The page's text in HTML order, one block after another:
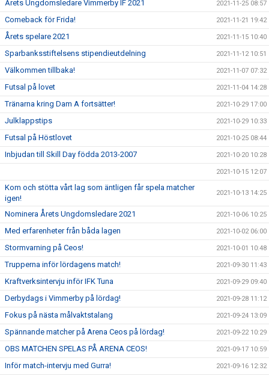
Årets Ungdomsledare Vimmerby IF 2021 2021-11-25 08:57
Comeback för Frida! 2021-11-21 19:42
Årets spelare 2021 2021-11-15 10:40
Sparbanksstiftelsens stipendieutdelning 2021-11-12 10:51
Välkommen tillbaka! 2021-11-07 07:32
Futsal på lovet 2021-11-04 14:28
Tränarna kring Dam A fortsätter! 2021-10-29 17:00
Julklappstips 2021-10-29 10:33
Futsal på Höstlovet 2021-10-25 08:44
Inbjudan till Skill Day födda 2013-2007 2021-10-20 10:28
2021-10-15 12:07
Kom och stötta vårt lag som äntligen får spela matcher
igen!
2021-10-13 14:25
Nominera Årets Ungdomsledare 2021 2021-10-06 10:25
Med erfarenheter från båda lagen 2021-10-02 06:00
Stormvarning på Ceos! 2021-10-01 10:48
Trupperna inför lördagens match! 2021-09-30 11:43
Kraftverksintervju inför IFK Tuna 2021-09-29 09:40
Derbydags i Vimmerby på lördag! 2021-09-28 11:12
Fokus på nästa målvaktstalang 2021-09-24 13:09
Spännande matcher på Arena Ceos på lördag! 2021-09-22 10:29
OBS MATCHEN SPELAS PÅ ARENA CEOS! 2021-09-17 10:59
Inför match-intervju med Gurra! 2021-09-16 12:32